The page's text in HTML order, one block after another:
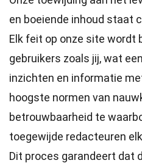
en boeiende inhoud staat
Elk feit op onze site wordt
gebruikers zoals jij, wat
inzichten en informatie
hoogste normen van
betrouwbaarheid te
toegewijde redacteuren
Dit proces garandeert dat